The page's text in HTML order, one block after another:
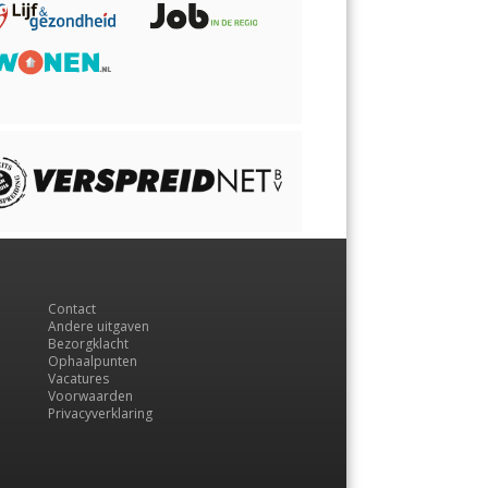
Contact
Andere uitgaven
Bezorgklacht
Ophaalpunten
Vacatures
Voorwaarden
Privacyverklaring